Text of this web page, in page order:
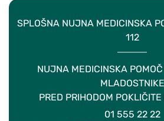
SPLOŠNA NUJNA MEDICINSKA
112
NUJNA MEDICINSKA
MLADOSTNIKE
PRED PRIHODOM
01 555 22 22